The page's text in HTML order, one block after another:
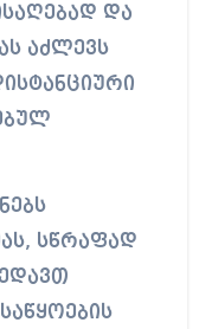
და
აძლევს
სწრაფად